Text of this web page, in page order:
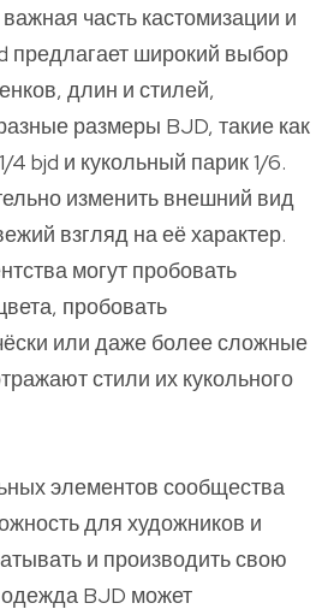
часть кастомизации и
предлагает широкий выбор
длин и стилей,
размеры BJD, такие как
4 bjd и кукольный парик 1/6.
изменить внешний вид
взгляд на её характер.
могут пробовать
пробовать
или даже более сложные
стили их кукольного
элементов сообщества
для художников и
и производить свою
BJD может